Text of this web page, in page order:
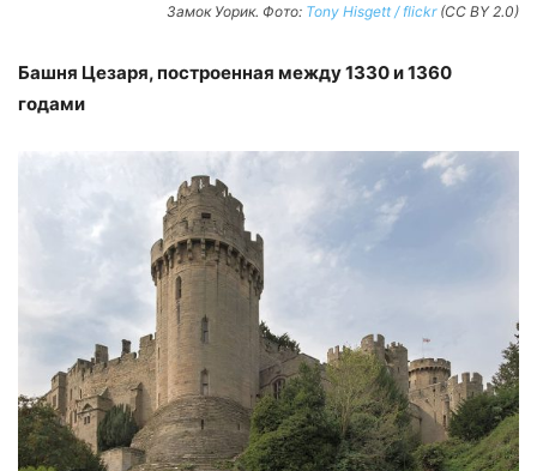
Замок Уорик. Фото: Tony Hisgett / flickr(CC BY 2.0)
Башня Цезаря, построенная между 1330 и 1360
годами